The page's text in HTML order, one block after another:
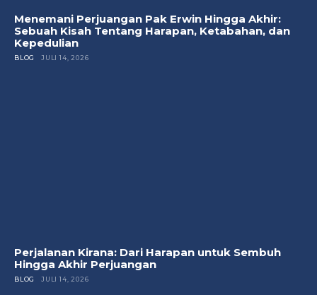
Menemani Perjuangan Pak Erwin Hingga Akhir:
Sebuah Kisah Tentang Harapan, Ketabahan, dan
Kepedulian
BLOG JULI 14, 2026
Perjalanan Kirana: Dari Harapan untuk Sembuh
Hingga Akhir Perjuangan
BLOG JULI 14, 2026